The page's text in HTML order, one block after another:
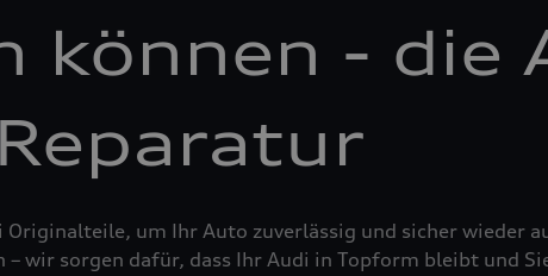
können - die
Reparatur
um Ihr Auto zuverlässig und sicher wieder
wir sorgen dafür, dass Ihr Audi in Topform bleibt und